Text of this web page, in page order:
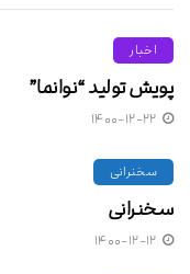
اخبار
پویش تولید “نوانما”
۱۴۰۰-۱۲-۲۲
سخنرانی
سخنرانی
۱۴۰۰-۱۲-۱۲